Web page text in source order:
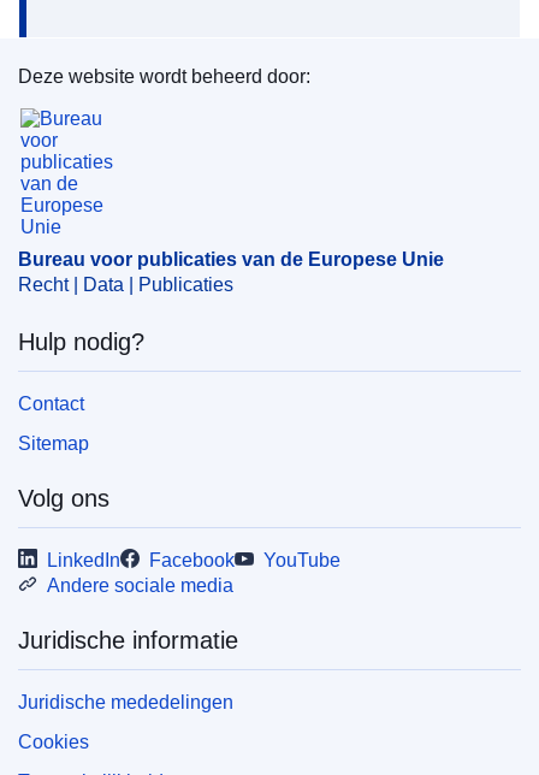
Bureau voor publicaties van de Europese Unie
Deze website wordt beheerd door:
Bureau voor publicaties van de Europese Unie
Recht | Data | Publicaties
Hulp nodig?
Contact
Sitemap
Volg ons
LinkedIn Facebook
YouTube
Andere sociale media
Juridische informatie
Juridische mededelingen
Cookies